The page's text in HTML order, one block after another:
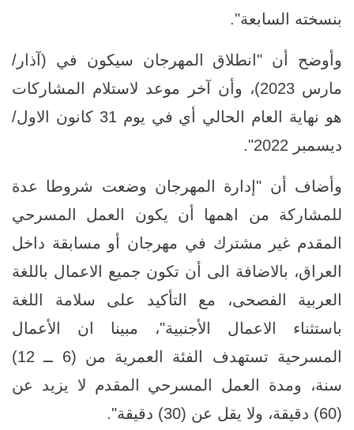
بنسخته السابعة".
وأوضح أن "انطلاق المهرجان سيكون في (آذار/
مارس 2023)، وأن آخر موعد لاستلام المشاركات
هو نهاية العام الحالي أي في يوم 31 كانون الاول/
ديسمبر 2022".
وأضاف أن "إدارة المهرجان وضعت شروطا عدة
للمشاركة من اهمها أن يكون العمل المسرحي
المقدم غير مشترك في مهرجان أو مسابقة داخل
العراق، بالاضافة الى أن تكون جميع الاعمال باللغة
العربية الفصحى، مع التأكيد على سلامة اللغة
باستثناء الاعمال الأجنبية"، مبينا ان الأعمال
المسرحية تستهدف الفئة العمرية من (6 ــ 12)
سنة، ومدة العمل المسرحي المقدم لا يزيد عن
(60) دقيقة، ولا يقل عن (30) دقيقة".